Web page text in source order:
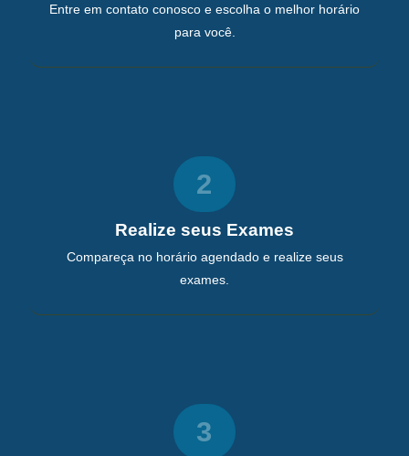
Entre em contato conosco e escolha o melhor horário
para você.
2
Realize seus Exames
Compareça no horário agendado e realize seus
exames.
3